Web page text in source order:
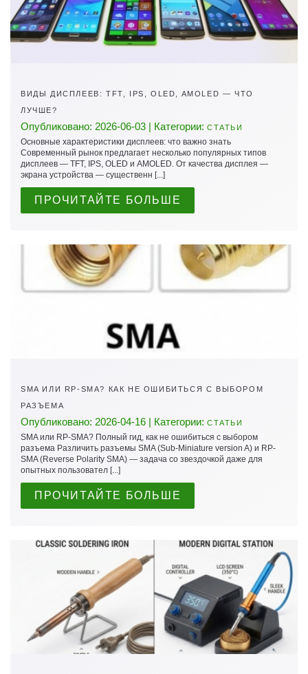
ВИДЫ ДИСПЛЕЕВ: TFT, IPS, OLED, AMOLED — ЧТО
ЛУЧШЕ?
Опубликовано: 2026-06-03 | Категории: СТАТЬИ
Основные характеристики дисплеев: что важно знать
Современный рынок предлагает несколько популярных типов
дисплеев — TFT, IPS, OLED и AMOLED. От качества дисплея —
экрана устройства — существенн [...]
ПРОЧИТАЙТЕ БОЛЬШЕ
SMA ИЛИ RP-SMA? КАК НЕ ОШИБИТЬСЯ С ВЫБОРОМ
РАЗЪЕМА
Опубликовано: 2026-04-16 | Категории: СТАТЬИ
SMA или RP-SMA? Полный гид, как не ошибиться с выбором
разъема Различить разъемы SMA (Sub-Miniature version A) и RP-
SMA (Reverse Polarity SMA) — задача со звездочкой даже для
опытных пользовател [...]
ПРОЧИТАЙТЕ БОЛЬШЕ